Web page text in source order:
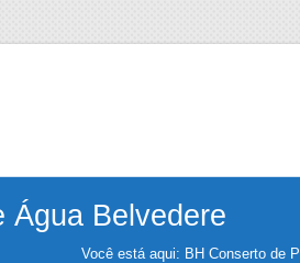
Água Belvedere
Você está aqui: BH Conserto de